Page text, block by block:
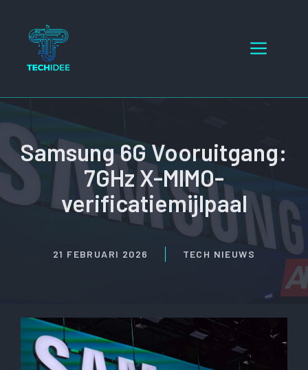
inhoud
Menu
Samsung 6G Vooruitgang:
7GHz X-MIMO-
verificatiemijlpaal
21 FEBRUARI 2026 TECH NIEUWS